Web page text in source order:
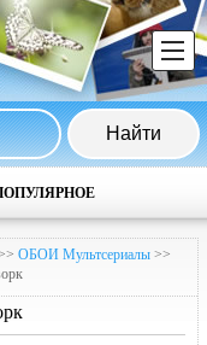
ОБОИ Мультсериалы >>